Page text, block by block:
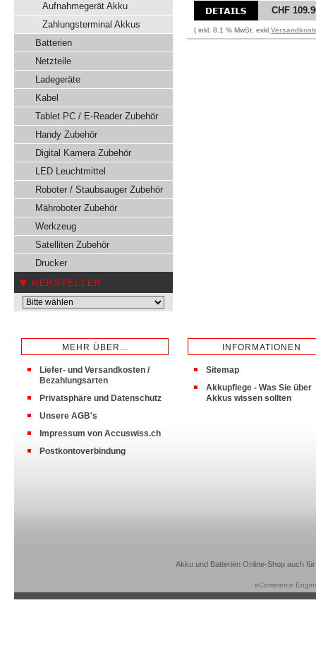
Aufnahmegerät Akku
Zahlungsterminal Akkus
Batterien
Netzteile
Ladegeräte
Kabel
Tablet PC / E-Reader Zubehör
Handy Zubehör
Digital Kamera Zubehör
LED Leuchtmittel
Roboter / Staubsauger Zubehör
Mähroboter Zubehör
Werkzeug
Satelliten Zubehör
Drucker
HERSTELLER
CHF
( inkl. 8.1 % MwSt. exkl.
MEHR ÜBER...
Liefer- und Versandkosten /
Bezahlungsarten
Privatsphäre und Datenschutz
Unsere AGB's
Impressum von Accuswiss.ch
Postkontoverbindung
INFORMATIONEN
Sitemap
Akkupflege - Was Sie über
Akkus wissen sollten
Akku und Batterien Online-Shop auch
eCommerce